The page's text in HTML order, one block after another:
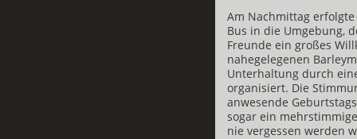
Am Nachmittag
Bus in die Umgebung,
Freunde ein großes
nahegelegenen
Unterhaltung durch
organisiert. Die
anwesende
sogar ein
nie vergessen werden